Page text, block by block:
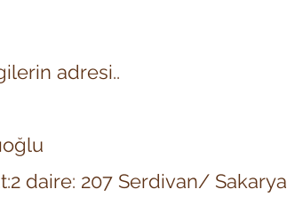
adresi..
daire: 207 Serdivan/ Sakarya